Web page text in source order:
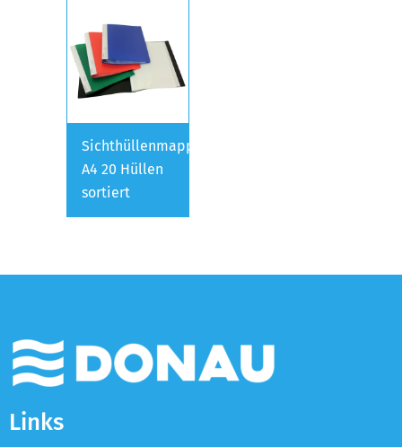
Sichthüllenmappe
A4 20 Hüllen
sortiert
Links